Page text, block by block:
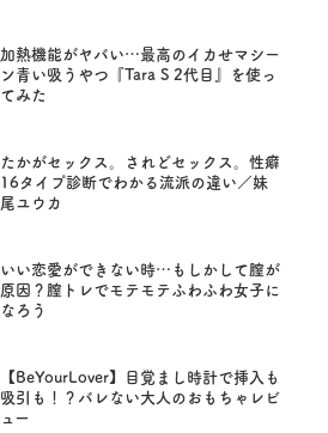
加熱機能がヤバい…最高のイカせマシー
ン青い吸うやつ『Tara S 2代目』を使っ
てみた
たかがセックス。されどセックス。性癖
16タイプ診断でわかる流派の違い／妹
尾ユウカ
いい恋愛ができない時…もしかして膣が
原因？膣トレでモテモテふわふわ女子に
なろう
【BeYourLover】目覚まし時計で挿入も
吸引も！？バレない大人のおもちゃレビ
ュー